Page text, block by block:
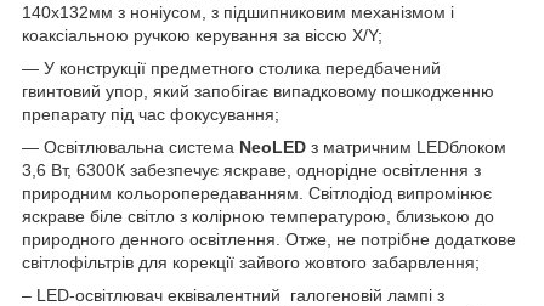
140х132мм з ноніусом, з підшипниковим механізмом і
коаксіальною ручкою керування за віссю X/Y;
— У конструкції предметного столика передбачений
гвинтовий упор, який запобігає випадковому пошкодженню
препарату під час фокусування;
— Освітлювальна система NeoLED з матричним LEDблоком
3,6 Вт, 6300К забезпечує яскраве, однорідне освітлення з
природним кольоропередаванням. Світлодіод випромінює
яскраве біле світло з колірною температурою, близькою до
природного денного освітлення. Отже, не потрібне додаткове
світлофільтрів для корекції зайвого жовтого забарвлення;
– LED-освітлювач еквівалентний галогеновій лампі з